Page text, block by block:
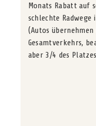
Monats Rabatt auf
schlechte Radwege
(Autos übernehmen
Gesamtverkehrs,
aber 3/4 des